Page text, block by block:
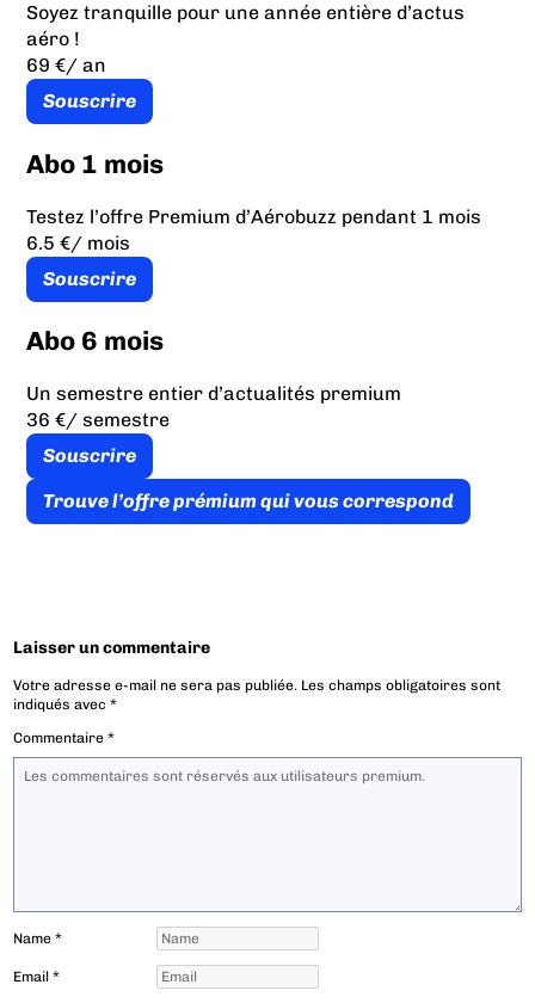
Soyez tranquille pour une année entière d’actus
aéro !
69 €/ an
Souscrire
Abo 1 mois
Testez l’offre Premium d’Aérobuzz pendant 1 mois
6.5 €/ mois
Souscrire
Abo 6 mois
Un semestre entier d’actualités premium
36 €/ semestre
Souscrire
Trouve l’offre prémium qui vous correspond
Laisser un commentaire
Votre adresse e-mail ne sera pas publiée. Les champs obligatoires sont
indiqués avec*
Commentaire*
Name*
Email*